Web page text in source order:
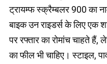
ट्रायम्फ स्क्रैम्बलर 900 का
बाइक उन राइडर्स के लिए एक
पर रफ्तार का रोमांच चाहते
का फील भी चाहिए। स्टाइल,